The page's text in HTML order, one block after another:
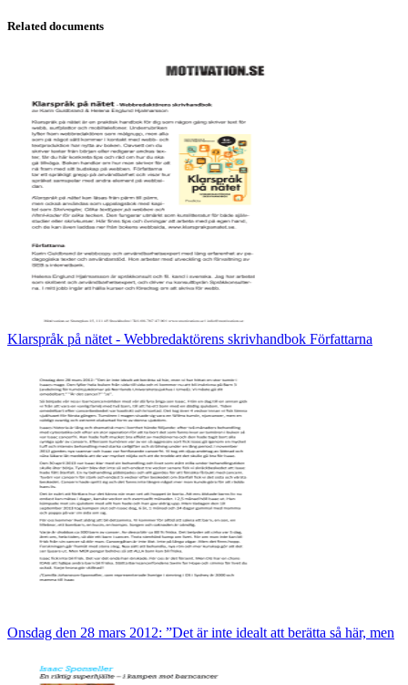
Related documents
Klarspråk på nätet - Webbredaktörens skrivhandbok Författarna
Onsdag den 28 mars 2012: ”Det är inte idealt att berätta så här, men